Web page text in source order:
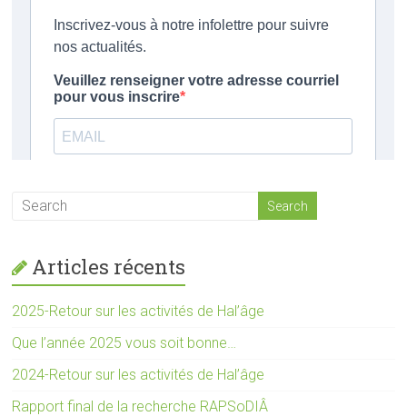
Articles récents
2025-Retour sur les activités de Hal’âge
Que l’année 2025 vous soit bonne…
2024-Retour sur les activités de Hal’âge
Rapport final de la recherche RAPSoDIÂ